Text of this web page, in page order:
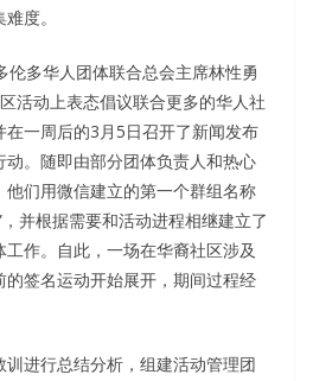
度。
伦多华人团体联合总会主席林性勇
活动上表态倡议联合更多的华人社
在一周后的3月5日召开了新闻发布
。随即由部分团体负责人和热心
他们用微信建立的第一个群组名称
并根据需要和活动进程相继建立了
作。自此，一场在华裔社区涉及
签名运动开始展开，期间过程经
进行总结分析，组建活动管理团